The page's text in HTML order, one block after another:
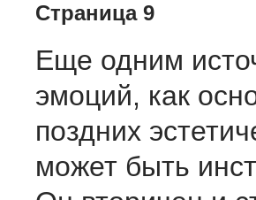
Страница 9
Еще одним
эмоций, как
поздних
может быть